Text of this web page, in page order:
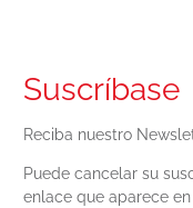
Suscríbase
Reciba nuestro
Puede cancelar su
enlace que aparece